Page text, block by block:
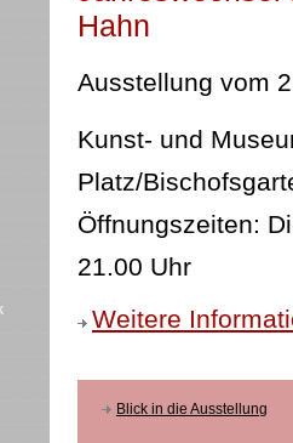
Hahn
Ausstellung vom
Kunst- und
Platz/
Öffnungszeiten:
21.00 Uhr
Weitere
Blick in die Ausstellung